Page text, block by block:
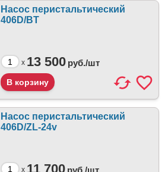
Насос перистальтический
406D/BT
x 13 500 руб./шт
Насос перистальтический
406D/ZL-24v
x 11 700